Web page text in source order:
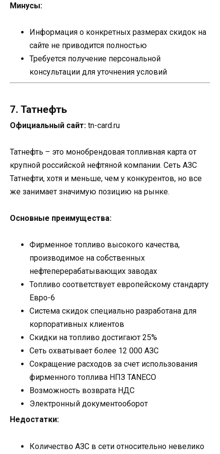
Минусы:
Информация о конкретных размерах скидок на
сайте не приводится полностью
Требуется получение персональной
консультации для уточнения условий
7. Татнефть
Официальный сайт: tn-card.ru
Татнефть – это монобрендовая топливная карта от
крупной российской нефтяной компании. Сеть АЗС
Татнефти, хотя и меньше, чем у конкурентов, но все
же занимает значимую позицию на рынке.
Основные преимущества:
Фирменное топливо высокого качества,
производимое на собственных
нефтеперерабатывающих заводах
Топливо соответствует европейскому стандарту
Евро-6
Система скидок специально разработана для
корпоративных клиентов
Скидки на топливо достигают 25%
Сеть охватывает более 12 000 АЗС
Сокращение расходов за счет использования
фирменного топлива НПЗ TANECO
Возможность возврата НДС
Электронный документооборот
Недостатки:
Количество АЗС в сети относительно невелико